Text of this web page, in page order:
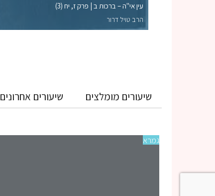
עין אי"ה – ברכות ב | פרק ז, יח (3)
הרב טויל דרור
שיעורים מומלצים שיעורים אחרונים
גמרא